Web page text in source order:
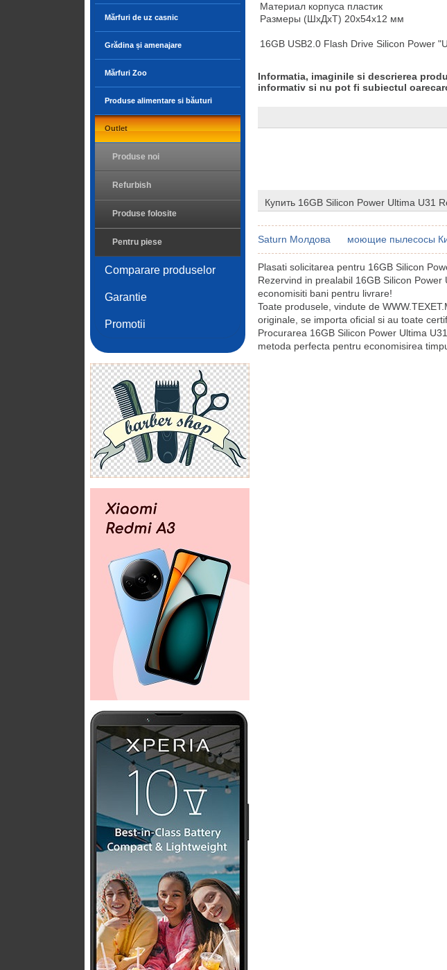
Mărfuri de uz casnic
Grădina și amenajare
Mărfuri Zoo
Produse alimentare si băuturi
Outlet
Produse noi
Refurbish
Produse folosite
Pentru piese
Comparare produselor
Garantie
Promotii
Материал корпуса пластик
Размеры (ШхДхТ) 20x54x12 мм
16GB USB2.0 Flash Drive Silicon Power
Informatia, imaginile si descrierea
informativ si nu pot fi subiectul
Купить 16GB Silicon Power Ultima U31
Saturn Молдова моющие пылесосы
Plasati solicitarea pentru 16GB Silicon
Rezervind in prealabil 16GB Silicon
economisiti bani pentru livrare!
Toate produsele, vindute de
originale, se importa oficial si au toate
Procurarea 16GB Silicon Power Ultima
metoda perfecta pentru economisirea